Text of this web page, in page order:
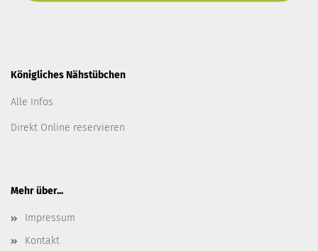
Königliches Nähstübchen
Alle Infos
Direkt Online reservieren
Mehr über...
Impressum
Kontakt